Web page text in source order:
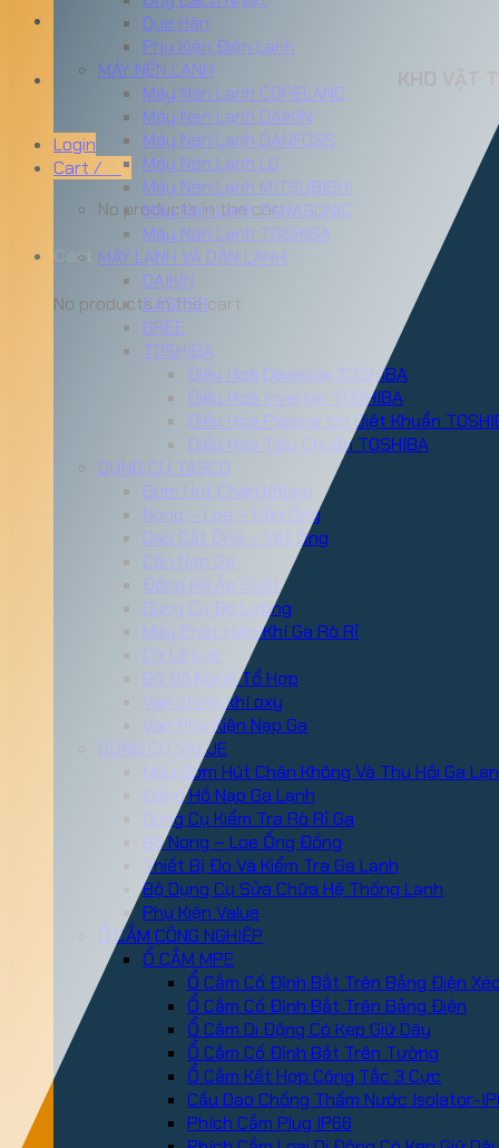
KHO VẬT
Login
Cart /
₫
No products in the cart.
Cart
No products in the cart.
Que Hàn
Phụ Kiện Điện Lạnh
MÁY NÉN LẠNH
Máy Nén Lạnh COPELAND
Máy Nén Lạnh DAIKIN
Máy Nén Lạnh DANFOSS
Máy Nén Lạnh LG
Máy Nén Lạnh MITSUBISHI
Máy Nén Lạnh PANASONIC
Máy Nén Lạnh TOSHIBA
MÁY LẠNH VÀ DÀN LẠNH
DAIKIN
CASPER
GREE
TOSHIBA
Điều Hoà Daiseikai TOSHIBA
Điều Hoà Inverter TOSHIBA
Điều Hoà Plasma Ion Diệt Khuẩn
Điều Hoà Tiêu Chuẩn TOSHIBA
DỤNG CỤ TASCO
Bơm Hút Chân Không
Nong – Loe – Uốn Ống
Dao Cắt Ống – Vét Ống
Cân Nạp Ga
Đồng Hồ Áp Suất
Dụng Cụ Đo Lường
Máy Phát Hiện Khí Ga Rò Rỉ
Cờ Lê Lực
Bộ Đồ Nghề Tổ Hợp
Van chỉnh khí oxy
Van Phụ Kiện Nạp Ga
DỤNG CỤ VALUE
Máy Bơm Hút Chân Không Và Thu Hồi Ga
Đồng Hồ Nạp Ga Lạnh
Dụng Cụ Kiểm Tra Rò Rỉ Ga
Bộ Nong – Loe Ống Đồng
Thiết Bị Đo Và Kiểm Tra Ga Lạnh
Bộ Dụng Cụ Sửa Chữa Hệ Thống Lạnh
Phụ Kiện Value
Ổ CẮM CÔNG NGHIỆP
Ổ CẮM MPE
Ổ Cắm Cố Định Bắt Trên Bảng Điện
Ổ Cắm Cố Định Bắt Trên Bảng Điện
Ổ Cắm Di Động Có Kẹp Giữ Dây
Ổ Cắm Cố Định Bắt Trên Tường
Ổ Cắm Kết Hợp Công Tắc 3 Cực
Cầu Dao Chống Thấm Nước Isolator-
Phích Cắm Plug IP66